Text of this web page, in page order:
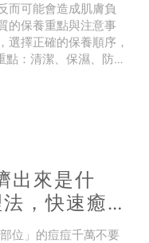
而可能會造成肌膚負
的保養重點與注意事
選擇正確的保養順序，
點：清潔、保濕、防
臉次數，只要感覺臉
是肌膚最基本的需求，
出來是什
，快速癒合
位」的痘痘千萬不要